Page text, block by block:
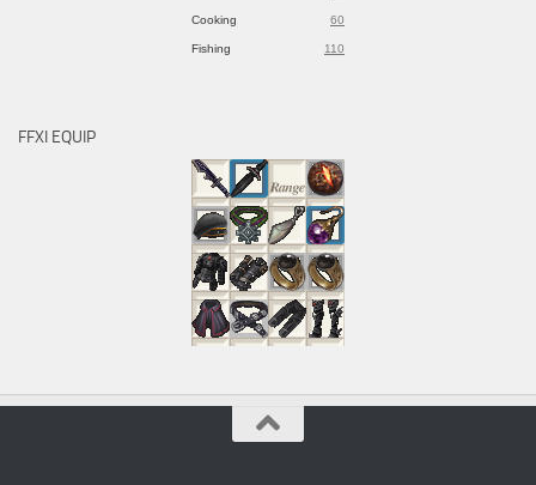
Cooking 60
Fishing 110
FFXI EQUIP